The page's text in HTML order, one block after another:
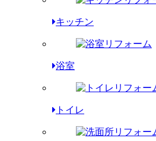
キッチン
浴室
トイレ